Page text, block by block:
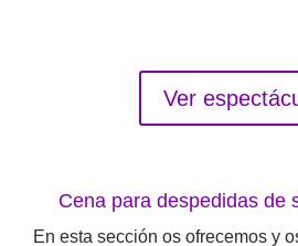
Ver
Cena para despedidas de
En esta sección os ofrecemos y